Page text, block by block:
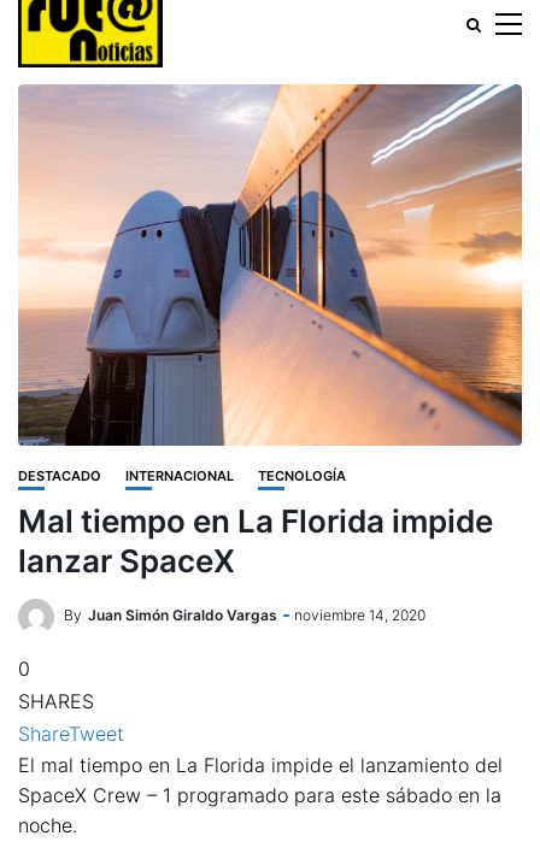
DESTACADO INTERNACIONAL TECNOLOGÍA
Mal tiempo en La Florida impide
lanzar SpaceX
By Juan Simón Giraldo Vargas noviembre 14, 2020
0
SHARES
ShareTweet
El mal tiempo en La Florida impide el lanzamiento del
SpaceX Crew – 1 programado para este sábado en la
noche.